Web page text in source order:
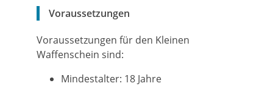
Voraussetzungen
Voraussetzungen für den Kleinen
Waffenschein sind:
Mindestalter: 18 Jahre